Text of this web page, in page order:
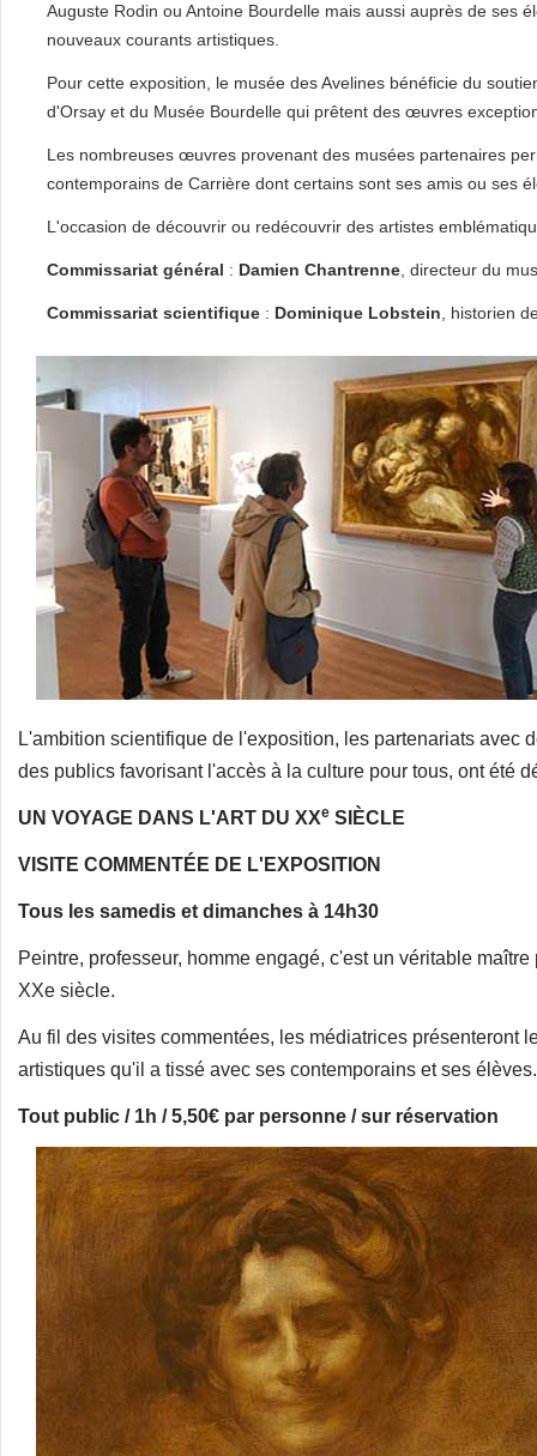
Auguste Rodin ou Antoine Bourdelle mais aussi auprès de ses
nouveaux courants artistiques.
Pour cette exposition, le musée des Avelines bénéficie du
d'Orsay et du Musée Bourdelle qui prêtent des œuvres
Les nombreuses œuvres provenant des musées partenaires
contemporains de Carrière dont certains sont ses amis ou ses
L'occasion de découvrir ou redécouvrir des artistes
Commissariat général : Damien Chantrenne , directeur du
Commissariat scientifique : Dominique Lobstein , historien
L'ambition scientifique de l'exposition, les partenariats
des publics favorisant l'accès à la culture pour tous, ont été
UN VOYAGE DANS L'ART DU XXe SIÈCLE
VISITE COMMENTÉE DE L'EXPOSITION
Tous les samedis et dimanches à 14h30
Peintre, professeur, homme engagé, c'est un véritable
XXe siècle.
Au fil des visites commentées, les médiatrices présenteront
artistiques qu'il a tissé avec ses contemporains et ses élèves.
Tout public / 1h / 5,50€ par personne / sur réservation